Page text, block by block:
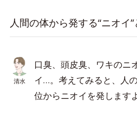
人間の体から発する“ニオイ”
清水
口臭、頭皮臭、ワキのニ
イ…。考えてみると、人
位からニオイを発します